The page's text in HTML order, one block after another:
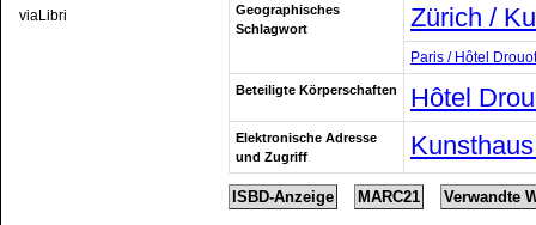
viaLibri
Geographisches
Schlagwort
Zürich /
Paris / Hôtel
Beteiligte Körperschaften Hôtel
Elektronische Adresse
und Zugriff
ISBD-Anzeige MARC21 Verwandte